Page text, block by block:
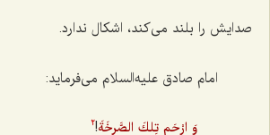
صدایش را بلند می‌کند، اشکال ندارد.
امام صادق علیه‌السلام می‌فرماید:
وَ ارْحَم تِلكَ الصَّرخَةَ!
2